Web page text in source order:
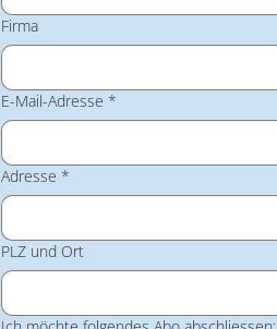
Firma
E-Mail-Adresse *
Adresse *
PLZ und Ort